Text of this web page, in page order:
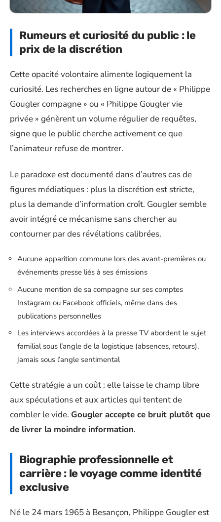
Rumeurs et curiosité du public : le
prix de la discrétion
Cette opacité volontaire alimente logiquement la
curiosité. Les recherches en ligne autour de « Philippe
Gougler compagne » ou « Philippe Gougler vie
privée » génèrent un volume régulier de requêtes,
signe que le public cherche activement ce que
l’animateur refuse de montrer.
Le paradoxe est documenté dans d’autres cas de
figures médiatiques : plus la discrétion est stricte,
plus la demande d’information croît. Gougler semble
avoir intégré ce mécanisme sans chercher au
contourner par des révélations calibrées.
Aucune apparition commune lors des avant-premières ou
événements presse liés à ses émissions
Aucune mention de sa compagne sur ses comptes
Instagram ou Facebook officiels, même dans des
publications personnelles
Les interviews accordées à la presse TV abordent le sujet
familial sous l’angle de la logistique (absences, retours),
jamais sous l’angle sentimental
Cette stratégie a un coût : elle laisse le champ libre
aux spéculations et aux articles qui tentent de
combler le vide. Gougler accepte ce bruit plutôt que
de livrer la moindre information.
Biographie professionnelle et
carrière : le voyage comme identité
exclusive
Né le 24 mars 1965 à Besançon, Philippe Gougler est